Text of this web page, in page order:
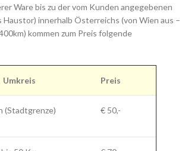
Ware bis zu der vom Kunden angegebenen
innerhalb Österreichs (von Wien aus –
kommen zum Preis folgende
Umkreis Preis
(Stadtgrenze) € 50,-